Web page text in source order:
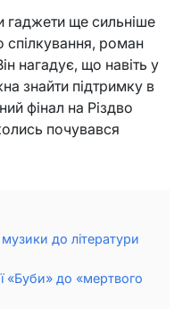
гаджети ще сильніше
спілкування, роман
нагадує, що навіть у
знайти підтримку в
фінал на Різдво
почувався
до літератури
«Буби» до «мертвого